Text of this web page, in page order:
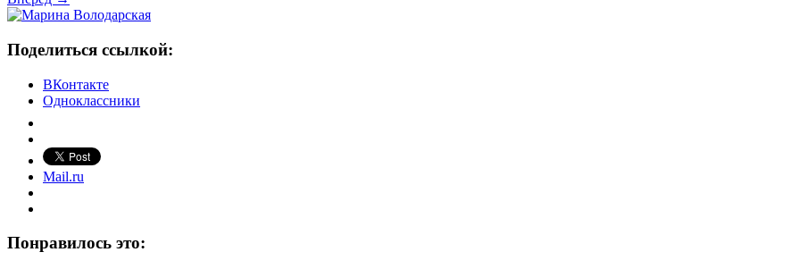
Поделиться ссылкой:
ВКонтакте
Одноклассники
Mail.ru
Понравилось это: